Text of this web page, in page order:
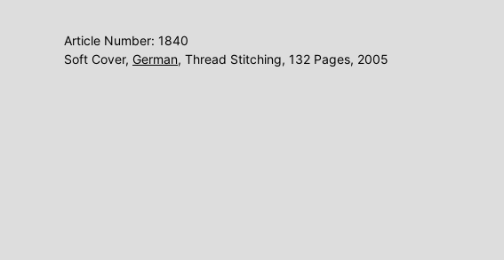
Article Number: 1840
Soft Cover, German, Thread Stitching, 132 Pages, 2005